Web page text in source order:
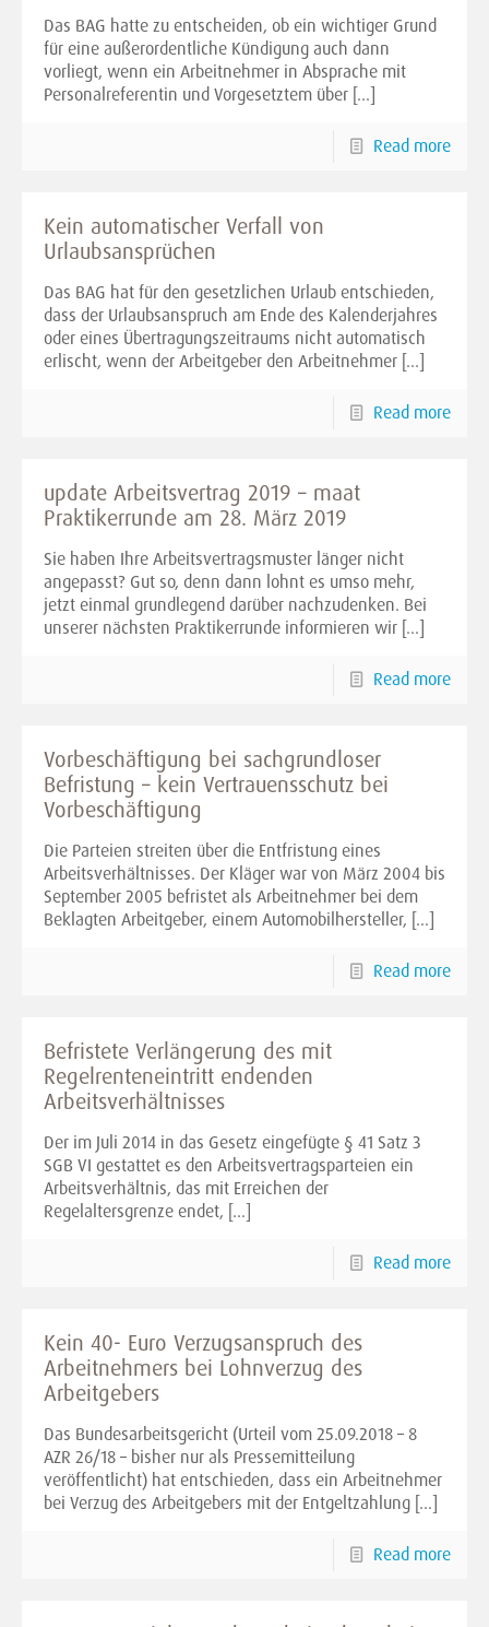
Das BAG hatte zu entscheiden, ob ein wichtiger Grund
für eine außerordentliche Kündigung auch dann
vorliegt, wenn ein Arbeitnehmer in Absprache mit
Personalreferentin und Vorgesetztem über […]
Read more
Kein automatischer Verfall von
Urlaubsansprüchen
Das BAG hat für den gesetzlichen Urlaub entschieden,
dass der Urlaubsanspruch am Ende des Kalenderjahres
oder eines Übertragungszeitraums nicht automatisch
erlischt, wenn der Arbeitgeber den Arbeitnehmer […]
Read more
update Arbeitsvertrag 2019 – maat
Praktikerrunde am 28. März 2019
Sie haben Ihre Arbeitsvertragsmuster länger nicht
angepasst? Gut so, denn dann lohnt es umso mehr,
jetzt einmal grundlegend darüber nachzudenken. Bei
unserer nächsten Praktikerrunde informieren wir […]
Read more
Vorbeschäftigung bei sachgrundloser
Befristung – kein Vertrauensschutz bei
Vorbeschäftigung
Die Parteien streiten über die Entfristung eines
Arbeitsverhältnisses. Der Kläger war von März 2004 bis
September 2005 befristet als Arbeitnehmer bei dem
Beklagten Arbeitgeber, einem Automobilhersteller, […]
Read more
Befristete Verlängerung des mit
Regelrenteneintritt endenden
Arbeitsverhältnisses
Der im Juli 2014 in das Gesetz eingefügte § 41 Satz 3
SGB VI gestattet es den Arbeitsvertragsparteien ein
Arbeitsverhältnis, das mit Erreichen der
Regelaltersgrenze endet, […]
Read more
Kein 40- Euro Verzugsanspruch des
Arbeitnehmers bei Lohnverzug des
Arbeitgebers
Das Bundesarbeitsgericht (Urteil vom 25.09.2018 – 8
AZR 26/18 – bisher nur als Pressemitteilung
veröffentlicht) hat entschieden, dass ein Arbeitnehmer
bei Verzug des Arbeitgebers mit der Entgeltzahlung […]
Read more